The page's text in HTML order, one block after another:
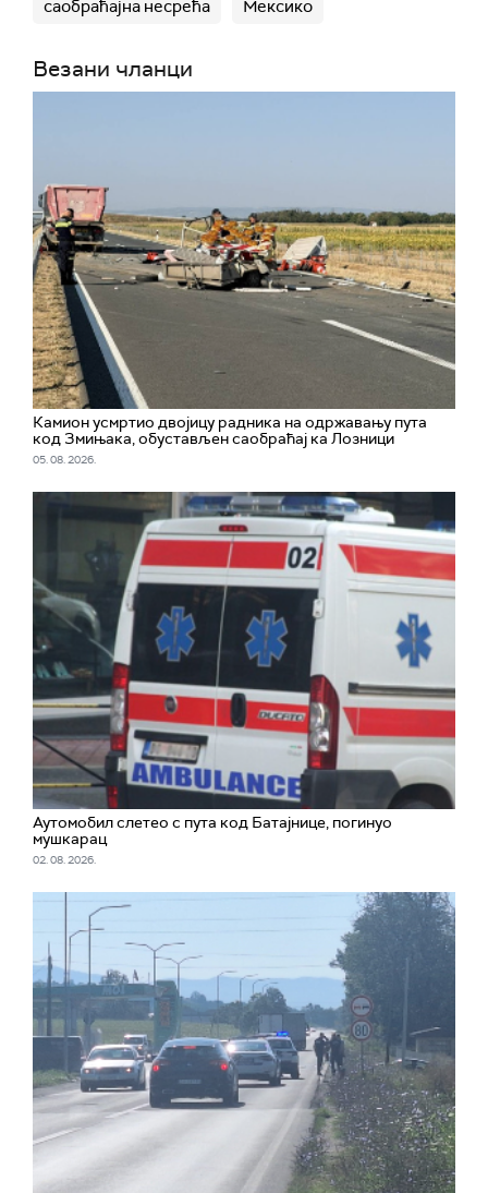
саобраћајна несрећа Мексико
Везани чланци
Камион усмртио двојицу радника на одржавању пута
код Змињака, обустављен саобраћај ка Лозници
05. 08. 2026.
Аутомобил слетео с пута код Батајнице, погинуо
мушкарац
02. 08. 2026.